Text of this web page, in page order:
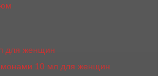
для женщин
10 мл для женщин